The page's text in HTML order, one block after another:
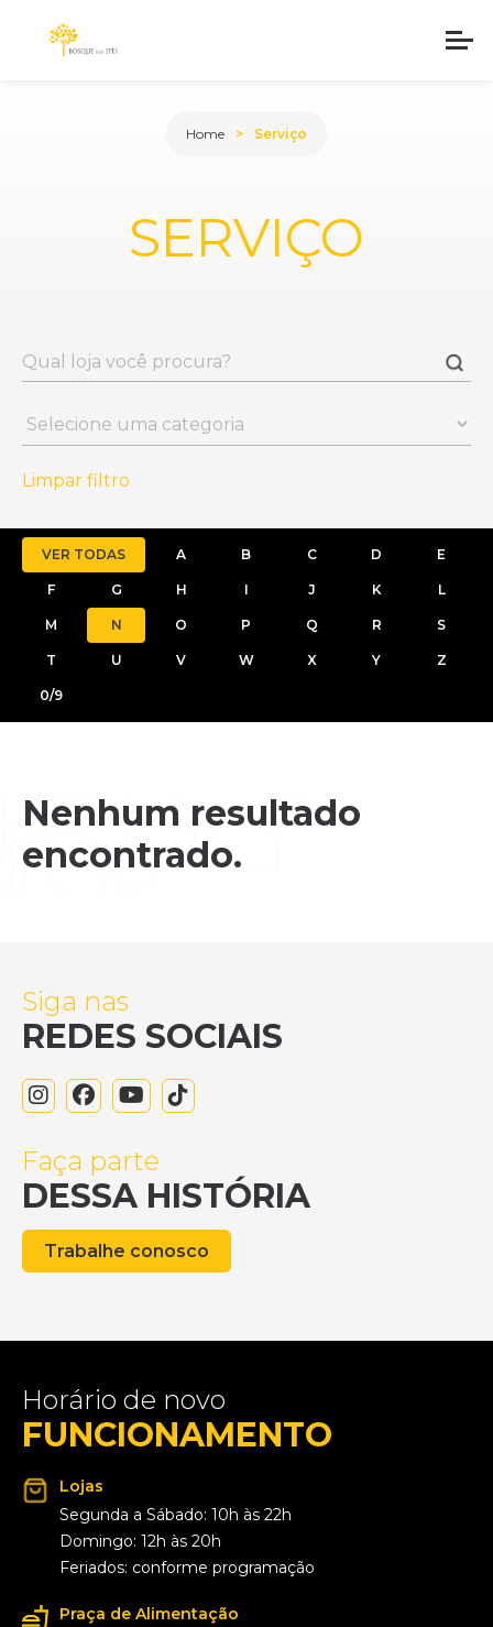
SERVIÇO
Home Serviço
Limpar filtro
VER TODAS A B C D E
F G H I J K L
M N O P Q R S
T U V W X Y Z
0/9
Nenhum resultado
encontrado.
Siga nas
REDES SOCIAIS
Faça parte
DESSA HISTÓRIA
Trabalhe conosco
Horário de novo
FUNCIONAMENTO
Lojas
Segunda a Sábado: 10h às 22h
Domingo: 12h às 20h
Feriados: conforme programação
Praça de Alimentação